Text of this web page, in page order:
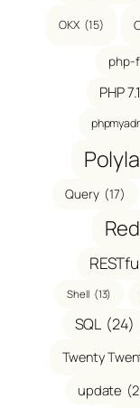
OKX (15)
php-
PHP
Query (17)
Shell (13)
SQL (24)
Twenty
update